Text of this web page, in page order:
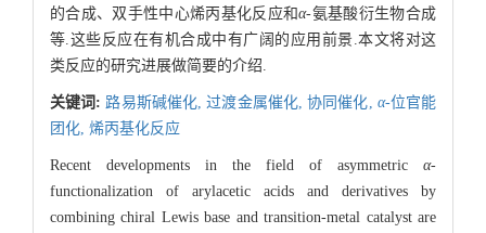
的合成、双手性中心烯丙基化反应和α-氨基酸衍生物合成
等.这些反应在有机合成中有广阔的应用前景.本文将对这
类反应的研究进展做简要的介绍.
关键词: 路易斯碱催化,过渡金属催化,协同催化, α-位官能
团化, 烯丙基化反应
Recent developments in the field of asymmetric α-
functionalization of arylacetic acids and derivatives by
combining chiral Lewis base and transition-metal catalyst are